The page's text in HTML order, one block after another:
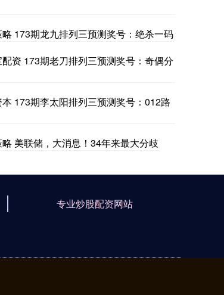
173期龙九排列三预测奖号：绝杀一码
资 173期老刀排列三预测奖号：奇偶分
173期李太阳排列三预测奖号：012路
美联储，大消息！34年来最大分歧
专业炒股配资网站